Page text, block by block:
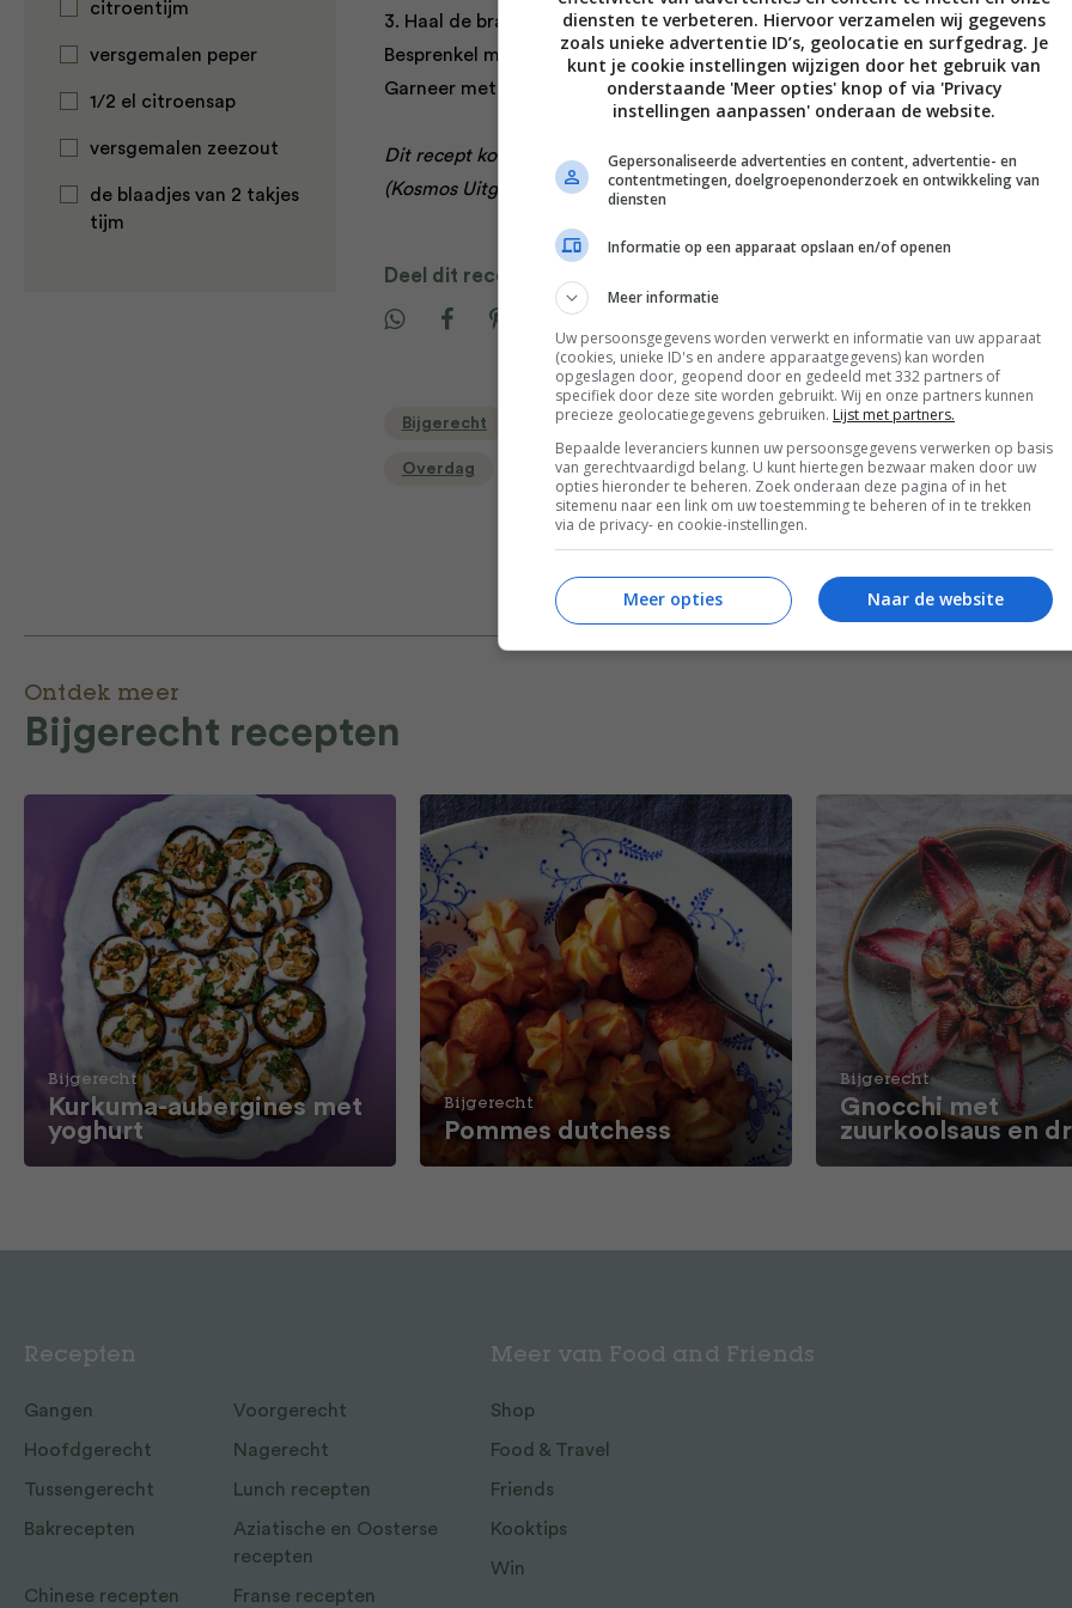
citroentijm
versgemalen peper
1/2 el citroensap
versgemalen zeezout
de blaadjes van 2 takjes
tijm
3. Haal de braadslee uit de oven en controleer of de groenten gaar zijn.
Besprenkel met het citroensap en breng op smaak met versgemalen zeezout.
Garneer met de blaadjes tijm.
Dit recept komt uit het boek ‘Het heden ik kookboek’ van Anne Marie Reuzenaar
(Kosmos Uitgevers).
Deel dit recept
Bijgerecht Gangen Groente recepten Lunchgerecht
Overdag Recepten Wat eten we vandaag?
Ontdek meer
Bijgerecht recepten
Bijgerecht
Kurkuma-aubergines met
yoghurt
Bijgerecht
Pommes dutchess
Bijgerecht
Gnocchi met
zuurkoolsaus en
diensten te verbeteren. Hiervoor verzamelen wij gegevens
zoals unieke advertentie ID’s, geolocatie en surfgedrag. Je
kunt je cookie instellingen wijzigen door het gebruik van
onderstaande 'Meer opties' knop of via 'Privacy
instellingen aanpassen' onderaan de website.
Gepersonaliseerde advertenties en content, advertentie- en
contentmetingen, doelgroepenonderzoek en ontwikkeling van
diensten
Informatie op een apparaat opslaan en/of openen
Meer informatie
Uw persoonsgegevens worden verwerkt en informatie van uw apparaat
(cookies, unieke ID's en andere apparaatgegevens) kan worden
opgeslagen door, geopend door en gedeeld met 332 partners of
specifiek door deze site worden gebruikt. Wij en onze partners kunnen
precieze geolocatiegegevens gebruiken. Lijst met partners.
Bepaalde leveranciers kunnen uw persoonsgegevens verwerken op basis
van gerechtvaardigd belang. U kunt hiertegen bezwaar maken door uw
opties hieronder te beheren. Zoek onderaan deze pagina of in het
sitemenu naar een link om uw toestemming te beheren of in te trekken
via de privacy- en cookie-instellingen.
Naar de website
Meer opties
Recepten
Gangen Voorgerecht
Hoofdgerecht Nagerecht
Tussengerecht Lunch recepten
Bakrecepten
Aziatische en Oosterse
recepten
Chinese recepten Franse recepten
Meer van Food and Friends
Shop
Food & Travel
Friends
Kooktips
Win